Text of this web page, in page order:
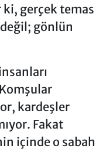
ki, gerçek temas
gönlün
kardeşler
Fakat
içinde o sabah